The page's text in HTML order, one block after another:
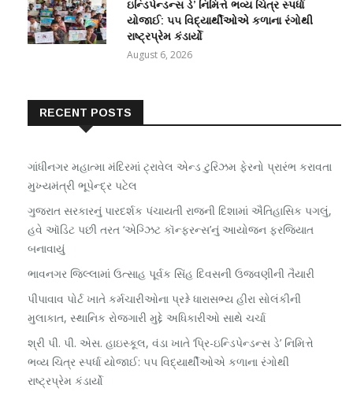
ઇન્ડિપેન્ડન્સ ડે’ નિમિત્તે ભવ્ય ચિત્ર સ્પર્ધા
યોજાઈ: ૫૫ વિદ્યાર્થીઓએ કળાના રંગોથી
રાષ્ટ્રપ્રેમ કંડાર્યો
August 6, 2026
RECENT POSTS
ગાંધીનગર મહાત્મા મંદિરમાં ટ્રાવેલ એન્ડ ટુરિઝમ ફેરનો પ્રારંભ કરાવતા
મુખ્યમંત્રી ભૂપેન્દ્ર પટેલ
ગુજરાત સરકારનું પારદર્શક પંચાયતી રાજની દિશામાં ઐતિહાસિક પગલું,
હવે ઑડિટ પછી તરત ‘એગ્ઝિટ કૉન્ફરન્સ’નું આયોજન ફરજિયાત
બનાવાયું
ભાવનગર જિલ્લામાં ઉત્સાહ પૂર્વક સિંહ દિવસની ઉજવણીની તૈયારી
પીપાવાવ પોર્ટ ખાતે કર્મચારીઓના પ્રશ્ને ધારાસભ્ય હીરા સોલંકીની
મુલાકાત, સ્થાનિક રોજગારી મુદ્દે અધિકારીઓ સાથે ચર્ચા
શ્રી પી. પી. એસ. હાઇસ્કૂલ, વંડા ખાતે ‘પ્રિ-ઇન્ડિપેન્ડન્સ ડે’ નિમિત્તે
ભવ્ય ચિત્ર સ્પર્ધા યોજાઈ: ૫૫ વિદ્યાર્થીઓએ કળાના રંગોથી
રાષ્ટ્રપ્રેમ કંડાર્યો